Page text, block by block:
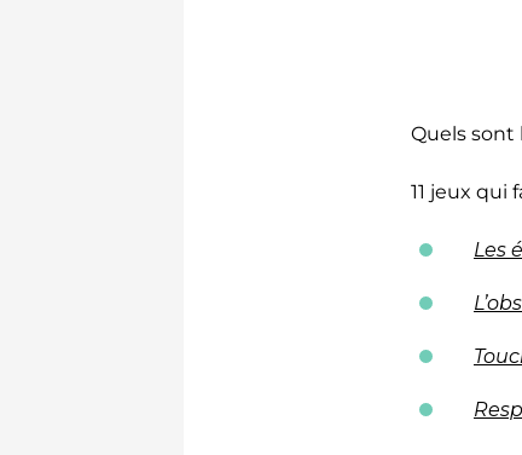
Quels sont
11 jeux qui
Les